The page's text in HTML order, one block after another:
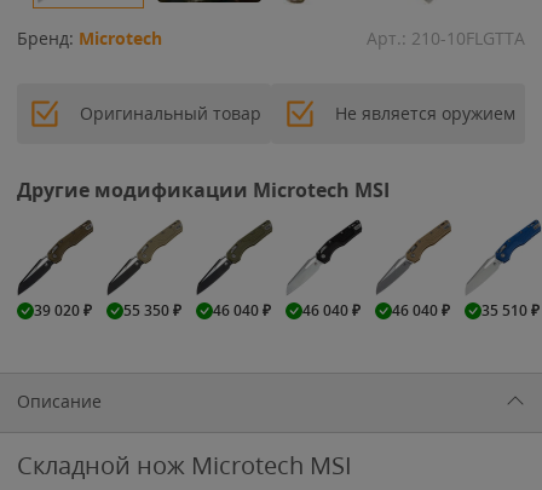
Бренд: Microtech Арт.: 210-10FLGTTA
Оригинальный товар Не является оружием
Другие модификации Microtech MSI
39 020₽ 55 350₽ 46 040₽ 46 040₽ 46 040₽ 35 510₽
Описание
Складной нож Microtech MSI